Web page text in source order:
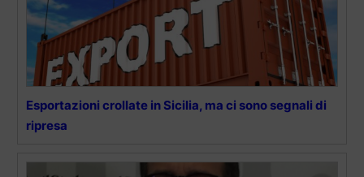
Esportazioni crollate in Sicilia, ma ci sono segnali di
ripresa